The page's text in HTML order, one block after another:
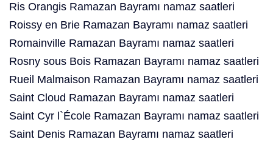
Ris Orangis Ramazan Bayramı namaz saatleri
Roissy en Brie Ramazan Bayramı namaz saatleri
Romainville Ramazan Bayramı namaz saatleri
Rosny sous Bois Ramazan Bayramı namaz saatleri
Rueil Malmaison Ramazan Bayramı namaz saatleri
Saint Cloud Ramazan Bayramı namaz saatleri
Saint Cyr l`École Ramazan Bayramı namaz saatleri
Saint Denis Ramazan Bayramı namaz saatleri